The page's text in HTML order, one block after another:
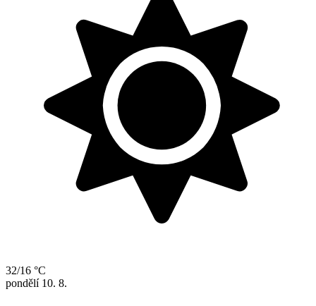
32/16 °C
pondělí 10. 8.